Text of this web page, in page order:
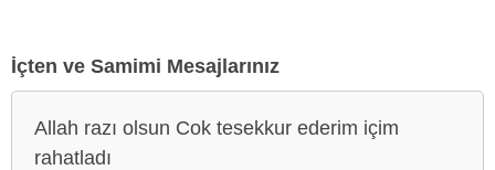
İçten ve Samimi Mesajlarınız
Allah razı olsun Cok tesekkur ederim içim
rahatladı